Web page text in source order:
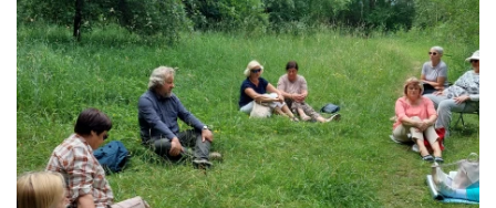
Viešieji pirkimai
Biudžeto vykdymo ataskaitų rinkiniai
Finansinių ataskaitų rinkiniai
Vieši pranešimai
Nemokama metimo rūkyti programa